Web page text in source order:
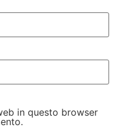
in questo browser